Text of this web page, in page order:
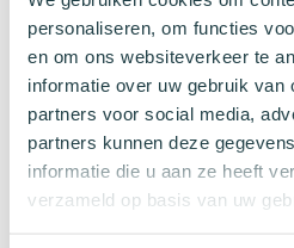
personaliseren, om functies
en om ons websiteverkeer te
informatie over uw gebruik van
partners voor social media,
partners kunnen deze
informatie die u aan ze heeft
verzameld op basis van uw
Klanten kochten
Buy, Spin & Win 🚙